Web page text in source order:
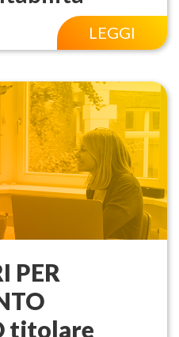
LEGGI
PER
titolare